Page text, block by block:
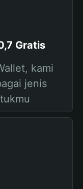
Gratis
kami
jenis